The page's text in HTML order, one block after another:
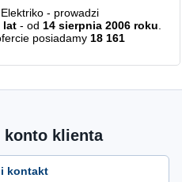
- prowadzi
lat - od14 sierpnia 2006 roku.
posiadamy18 161
konto klienta
kontakt